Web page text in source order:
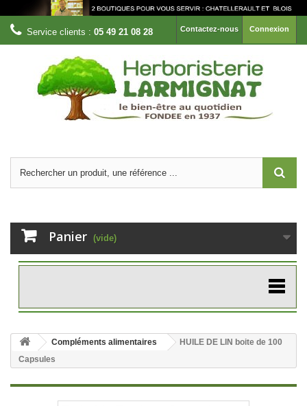
Connexion
Contactez-nous
Service clients : 05 49 21 08 28
Panier (vide)
Compléments alimentaires
HUILE DE LIN boite de 100
Capsules